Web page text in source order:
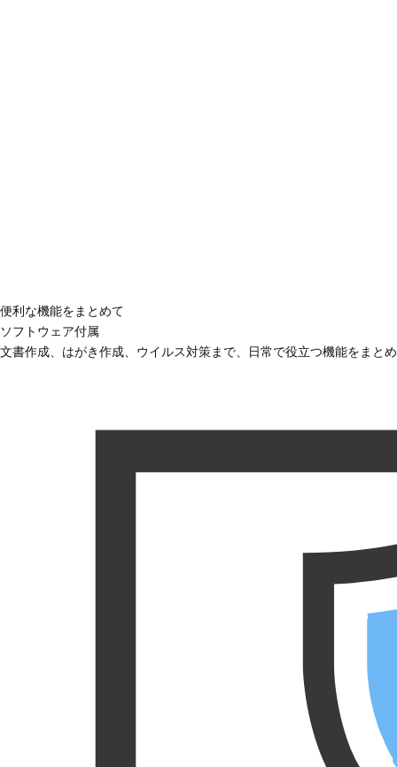
便利な機能をまとめて
ソフトウェア付属
文書作成、はがき作成、ウイルス対策まで、日常で役立つ機能をまと